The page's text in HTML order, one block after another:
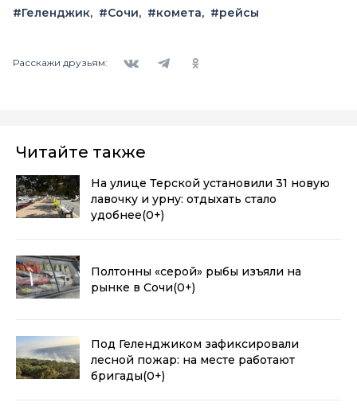
#Геленджик #Сочи #комета #рейсы
Расскажи друзьям:
Читайте также
На улице Терской установили 31 новую
лавочку и урну: отдыхать стало
удобнее(0+)
Полтонны «серой» рыбы изъяли на
рынке в Сочи(0+)
Под Геленджиком зафиксировали
лесной пожар: на месте работают
бригады(0+)